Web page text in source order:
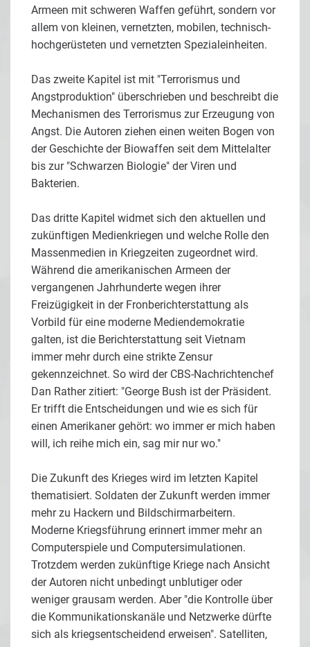
Armeen mit schweren Waffen geführt, sondern vor
allem von kleinen, vernetzten, mobilen, technisch-
hochgerüsteten und vernetzten Spezialeinheiten.
Das zweite Kapitel ist mit "Terrorismus und
Angstproduktion" überschrieben und beschreibt die
Mechanismen des Terrorismus zur Erzeugung von
Angst. Die Autoren ziehen einen weiten Bogen von
der Geschichte der Biowaffen seit dem Mittelalter
bis zur "Schwarzen Biologie" der Viren und
Bakterien.
Das dritte Kapitel widmet sich den aktuellen und
zukünftigen Medienkriegen und welche Rolle den
Massenmedien in Kriegzeiten zugeordnet wird.
Während die amerikanischen Armeen der
vergangenen Jahrhunderte wegen ihrer
Freizügigkeit in der Fronberichterstattung als
Vorbild für eine moderne Mediendemokratie
galten, ist die Berichterstattung seit Vietnam
immer mehr durch eine strikte Zensur
gekennzeichnet. So wird der CBS-Nachrichtenchef
Dan Rather zitiert: "George Bush ist der Präsident.
Er trifft die Entscheidungen und wie es sich für
einen Amerikaner gehört: wo immer er mich haben
will, ich reihe mich ein, sag mir nur wo."
Die Zukunft des Krieges wird im letzten Kapitel
thematisiert. Soldaten der Zukunft werden immer
mehr zu Hackern und Bildschirmarbeitern.
Moderne Kriegsführung erinnert immer mehr an
Computerspiele und Computersimulationen.
Trotzdem werden zukünftige Kriege nach Ansicht
der Autoren nicht unbedingt unblutiger oder
weniger grausam werden. Aber "die Kontrolle über
die Kommunikationskanäle und Netzwerke dürfte
sich als kriegsentscheidend erweisen". Satelliten,